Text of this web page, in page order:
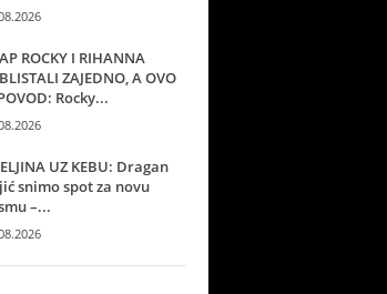
ROCKY I RIHANNA
ZAJEDNO, A OVO
Rocky...
UZ KEBU: Dragan
snimo spot za novu
–...